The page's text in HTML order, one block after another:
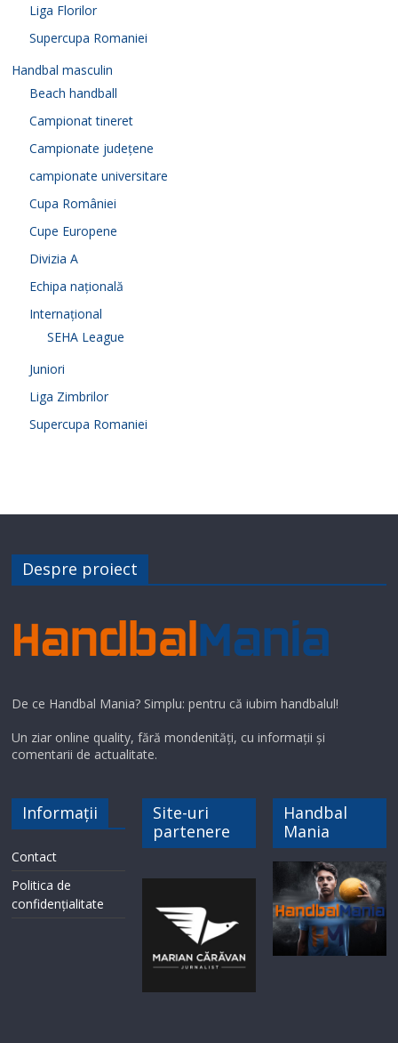
Liga Florilor
Supercupa Romaniei
Handbal masculin
Beach handball
Campionat tineret
Campionate județene
campionate universitare
Cupa României
Cupe Europene
Divizia A
Echipa națională
Internațional
SEHA League
Juniori
Liga Zimbrilor
Supercupa Romaniei
Despre proiect
De ce Handbal Mania? Simplu: pentru că iubim handbalul!
Un ziar online quality, fără mondenități, cu informații și
comentarii de actualitate.
Informații
Contact
Politica de
confidențialitate
Site-uri
partenere
Handbal
Mania